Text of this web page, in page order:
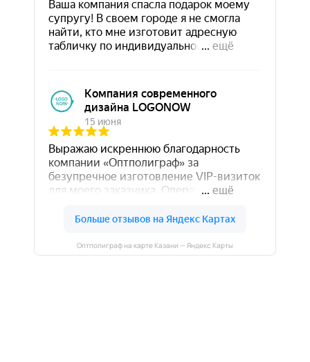
Оптполиграф на карте Казани — Яндекс Карты